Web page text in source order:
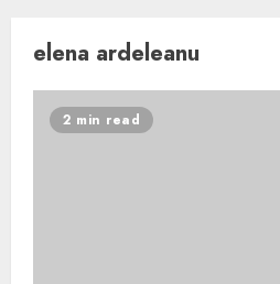
elena ardeleanu
2 min read